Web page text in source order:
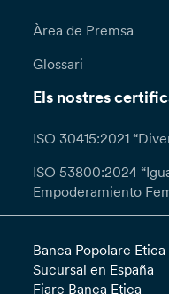
Àrea de Premsa
Glossari
Els nostres
ISO 30415:2021
ISO 53800:2024
Empoderamiento
Banca Popolare Etica
Sucursal en España
Fiare Banca Etica